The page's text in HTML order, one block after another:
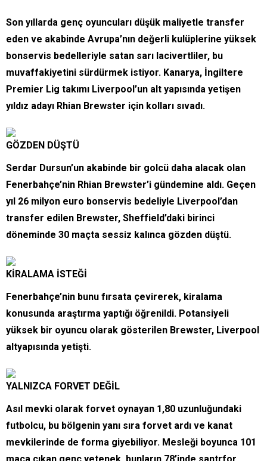
Son yıllarda genç oyuncuları düşük maliyetle transfer
eden ve akabinde Avrupa’nın değerli kulüplerine yüksek
bonservis bedelleriyle satan sarı lacivertliler, bu
muvaffakiyetini sürdürmek istiyor. Kanarya, İngiltere
Premier Lig takımı Liverpool’un alt yapısında yetişen
yıldız adayı Rhian Brewster için kolları sıvadı.
GÖZDEN DÜŞTÜ
Serdar Dursun’un akabinde bir golcü daha alacak olan
Fenerbahçe’nin Rhian Brewster’i gündemine aldı. Geçen
yıl 26 milyon euro bonservis bedeliyle Liverpool’dan
transfer edilen Brewster, Sheffield’daki birinci
döneminde 30 maçta sessiz kalınca gözden düştü.
KİRALAMA İSTEĞİ
Fenerbahçe’nin bunu fırsata çevirerek, kiralama
konusunda araştırma yaptığı öğrenildi. Potansiyeli
yüksek bir oyuncu olarak gösterilen Brewster, Liverpool
altyapısında yetişti.
YALNIZCA FORVET DEĞİL
Asıl mevki olarak forvet oynayan 1,80 uzunluğundaki
futbolcu, bu bölgenin yanı sıra forvet ardı ve kanat
mevkilerinde de forma giyebiliyor. Mesleği boyunca 101